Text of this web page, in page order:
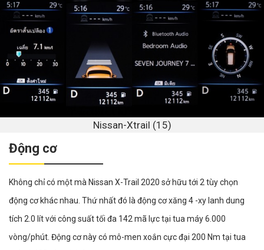
Nissan-Xtrail (15)
Động cơ
Không chỉ có một mà Nissan X-Trail 2020 sở hữu tới 2 tùy chọn
động cơ khác nhau. Thứ nhất đó là động cơ xăng 4 -xy lanh dung
tích 2.0 lít với công suất tối đa 142 mã lực tại tua máy 6.000
vòng/phút. Động cơ này có mô-men xoắn cực đại 200 Nm tại tua